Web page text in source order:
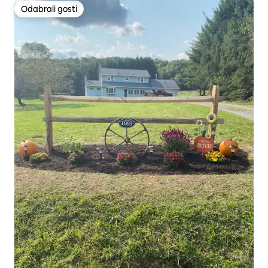
Odabrali gosti
Odabrali gosti